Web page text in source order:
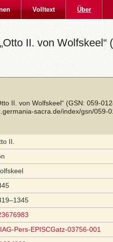
Volltext Über
II. von Wolfskeel“ (
II. von Wolfskeel“ (GSN: 059-
sacra.de/index/gsn/059-
II.
Pers-EPISCGatz-03756-001